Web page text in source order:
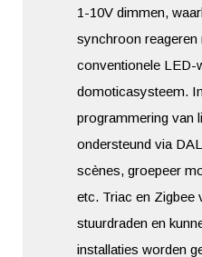
1-10V dimmen,
synchroon reageren
conventionele LED-
domoticasysteem.
programmering van
ondersteund via
scènes, groepeer
etc. Triac en Zigbee
stuurdraden en
installaties worden